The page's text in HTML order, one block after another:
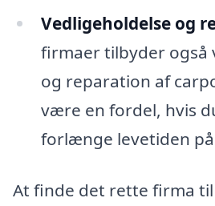
Vedligeholdelse og
firmaer tilbyder også
og reparation af
være en fordel, hvis
forlænge levetiden
At finde det rette firma